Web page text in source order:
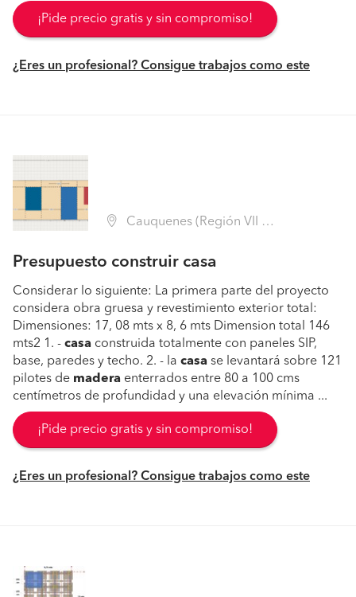
¡Pide precio gratis y sin compromiso!
¿Eres un profesional? Consigue trabajos como este
Cauquenes (Región VII Maule - Cauquenes)
Presupuesto construir casa
Considerar lo siguiente: La primera parte del proyecto
considera obra gruesa y revestimiento exterior total:
Dimensiones: 17, 08 mts x 8, 6 mts Dimension total 146
mts2 1. - casa construida totalmente con paneles SIP,
base, paredes y techo. 2. - la casa se levantará sobre 121
pilotes de madera enterrados entre 80 a 100 cms
centímetros de profundidad y una elevación mínima ...
¡Pide precio gratis y sin compromiso!
¿Eres un profesional? Consigue trabajos como este